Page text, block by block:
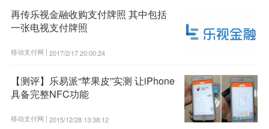
再传乐视金融收购支付牌照 其中包括
一张电视支付牌照
移动支付网 | 2017/2/17 20:00:24
【测评】乐易派“苹果皮”实测 让iPhone
具备完整NFC功能
移动支付网 | 2015/12/28 13:38:12